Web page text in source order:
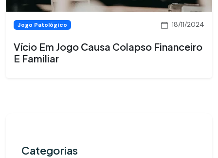
Jogo Patológico 18/11/2024
Vício Em Jogo Causa Colapso Financeiro
E Familiar
Categorias